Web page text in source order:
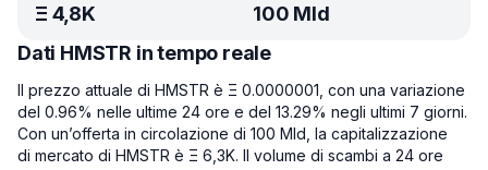
Ξ 4,8K
100 Mld
Dati HMSTR in tempo reale
Il prezzo attuale di HMSTR è Ξ 0.0000001, con una variazione
del 0.96% nelle ultime 24 ore e del 13.29% negli ultimi 7 giorni.
Con un’offerta in circolazione di 100 Mld, la capitalizzazione
di mercato di HMSTR è Ξ 6,3K. Il volume di scambi a 24 ore